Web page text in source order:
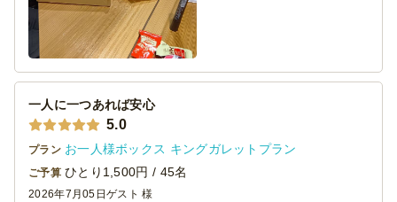
きるメニューです。
一人に一つあれば安心
5.0
プラン お一人様ボックス キングガレットプラン
ご予算 ひとり1,500円 / 45名
2026年7月05日 ゲスト 様